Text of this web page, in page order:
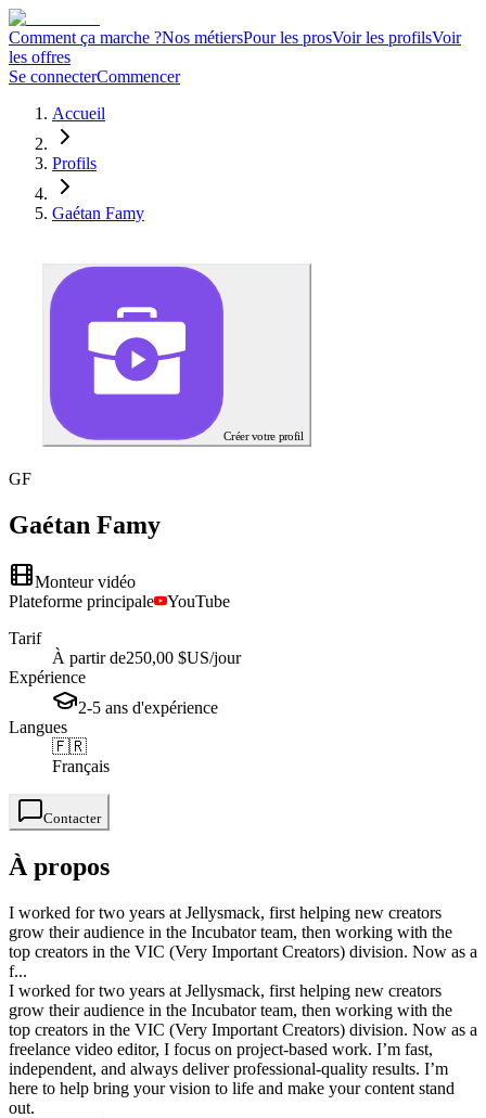
Comment ça marche ?Nos métiersPour les prosVoir les profilsVoir
les offres
Se connecterCommencer
Accueil
Profils
Gaétan Famy
Créer votre profil
GF
Gaétan Famy
Monteur vidéo
Plateforme principale
YouTube
Tarif
À partir de250,00 $US/jour
Expérience
2-5 ans d'expérience
Langues
🇫🇷
Français
Contacter
À propos
I worked for two years at Jellysmack, first helping new creators
grow their audience in the Incubator team, then working with the
top creators in the VIC (Very Important Creators) division. Now as a
f...
I worked for two years at Jellysmack, first helping new creators
grow their audience in the Incubator team, then working with the
top creators in the VIC (Very Important Creators) division. Now as a
freelance video editor, I focus on project-based work. I’m fast,
independent, and always deliver professional-quality results. I’m
here to help bring your vision to life and make your content stand
out.